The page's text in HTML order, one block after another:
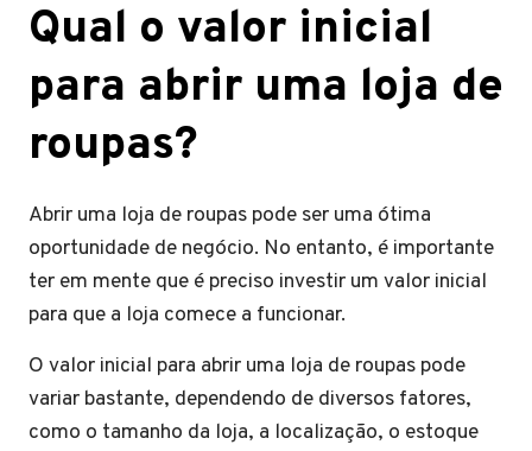
Qual o valor inicial
para abrir uma loja de
roupas?
Abrir uma loja de roupas pode ser uma ótima
oportunidade de negócio. No entanto, é importante
ter em mente que é preciso investir um valor inicial
para que a loja comece a funcionar.
O valor inicial para abrir uma loja de roupas pode
variar bastante, dependendo de diversos fatores,
como o tamanho da loja, a localização, o estoque